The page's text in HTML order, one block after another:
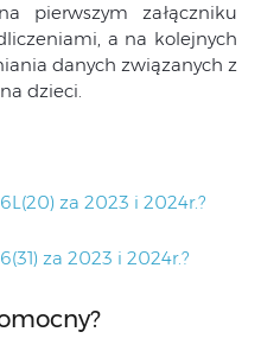
pierwszym załączniku
a na kolejnych
danych związanych z
dzieci.
za 2023 i 2024r.?
za 2023 i 2024r.?